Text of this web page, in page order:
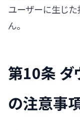
ユーザーに生じ
ん。
第10条 ダ
の注意事